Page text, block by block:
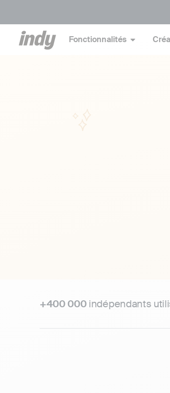
Fonctionnalités
+400 000indépendants